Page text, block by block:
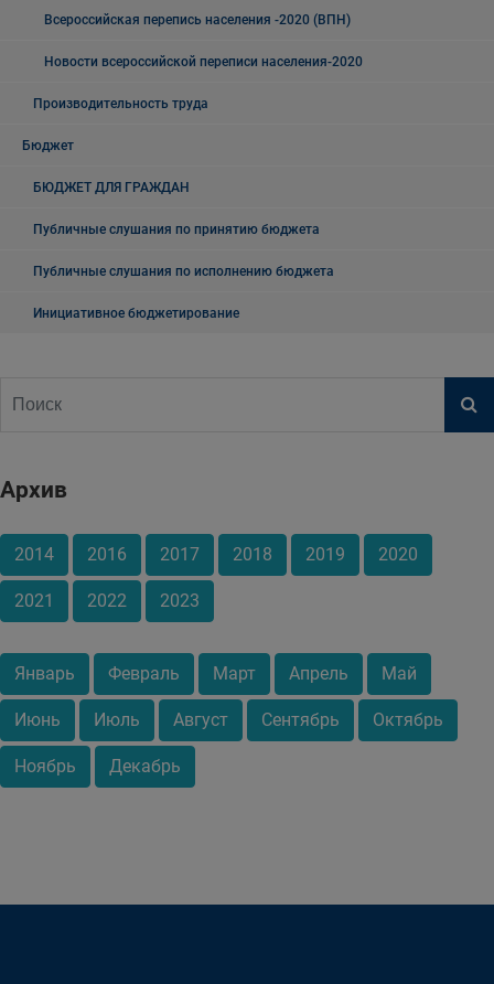
Всероссийская перепись населения -2020 (ВПН)
Новости всероссийской переписи населения-2020
Производительность труда
Бюджет
БЮДЖЕТ ДЛЯ ГРАЖДАН
Публичные слушания по принятию бюджета
Публичные слушания по исполнению бюджета
Инициативное бюджетирование
Архив
2014 2016 2017 2018 2019 2020
2021 2022 2023
Январь Февраль Март Апрель Май
Июнь Июль Август Сентябрь Октябрь
Ноябрь Декабрь